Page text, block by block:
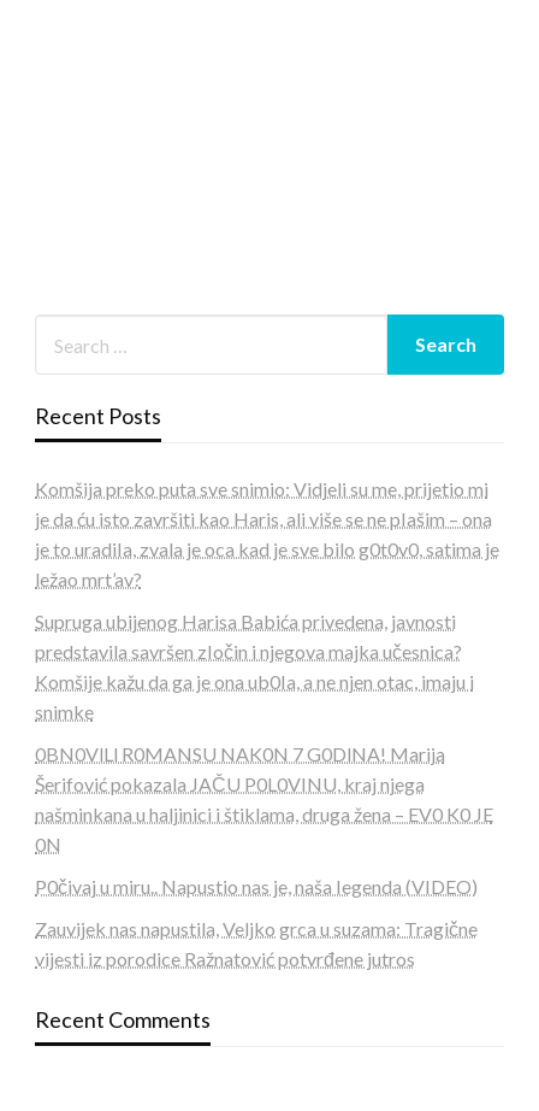
Recent Posts
Komšija preko puta sve snimio: Vidjeli su me, prijetio mi
je da ću isto završiti kao Haris, ali više se ne pIašim – ona
je to uradiIa, zvala je oca kad je sve bilo g0t0v0, satima je
ležao mrt’av?
Supruga ubijenog Harisa Babića privedena, javnosti
predstavila savršen zIočin i njegova majka učesnica?
Komšije kažu da ga je ona ub0Ia, a ne njen otac, imaju i
snimke
0BN0VlLl R0MANSU NAK0N 7 G0DlNA! Marija
Šerifović pokazala JAČU P0L0VINU, kraj njega
našminkana u haljinici i štiklama, druga žena – EV0 K0 JE
0N
P0čivaj u miru.. Napustio nas je, naša Iegenda (VIDEO)
Zauvijek nas napustila, Veljko grca u suzama: Tragične
vijesti iz porodice Ražnatović potvrđene jutros
Recent Comments